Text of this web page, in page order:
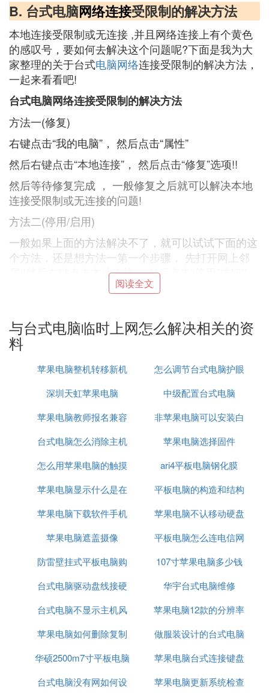
B. 台式电脑网络连接受限制的解决方法
本地连接受限制或无连接 ,并且网络连接上有个黄色
的感叹号，要如何去解决这个问题呢?下面是我为大
家整理的关于台式电脑网络连接受限制的解决方法，
一起来看看吧!
台式电脑网络连接受限制的解决方法
方法一(修复)
右键点击“我的电脑”， 然后点击“属性”
然后右键点击“本地连接”， 然后点击“修复”选项!!
然后等待修复完成 ， 一般修复之后就可以解决本地
连接受限制或无连接的问题!
方法二(停用/启用)
一般如果上面的方法解决不了，就可以试试下面的这
个方法，还是想方法一第一个步骤， 先打开网上邻
居!!然后右键点击本地连接， 然后点击“停用”按钮!!
停用之后在右键点击“本地连接”!然后在点击“启用按
方法三(重启)
进入网上邻居，然后右键点击“本地连接”，然后选择
然后选择“Internet 协议”， 然后点击“属性按钮”!!
启电脑即可!!
C. 台式电脑总是网络间断，是怎么回事，
怎么解决
台式电脑总是网络间断，是因为电脑网卡的问题、路
由器接触不良的问题和设置的问题。
台式电脑总是网络间断的解决办法如下：
1、查看一下电脑网卡驱动是否有问题；
2、把路由器的电断开后再插上，看网络是否正常。
3、设置问题：
a、右键点击桌面【网络图标】，在弹出的菜单栏点
击【属性】并打开，如图所示：
阅读全文
与台式电脑临时上网怎么解决相关的资
料
苹果电脑整机转移新机
怎么调节台式电脑护眼
深圳天虹苹果电脑
中级配置台式电脑
苹果电脑教师报名兼容
性
非苹果电脑可以安装白
苹果系统么
台式电脑怎么消除主机
消声
苹果电脑选择固件
怎么用苹果电脑的触摸
板点击选择
ari4平板电脑钢化膜
苹果电脑显示什么是在
充电
平板电脑的构造和结构
苹果电脑下载软件手机
也下载
苹果电脑不认移动硬盘
的解决方法
苹果电脑遮盖摄像
平板电脑怎么连电信网
络
防雷壁挂式平板电脑购
买
107寸苹果电脑多少钱
台式电脑驱动盘线接硬
盘可以吗
华宇台式电脑维修
台式电脑不显示主机风
扇嗡嗡响
苹果电脑12款的分辨率
苹果电脑如何删除复制
副本
做服装设计的台式电脑
华硕2500m7寸平板电脑
苹果电脑台式连接键盘
台式电脑没有网如何设
苹果电脑更新系统检查